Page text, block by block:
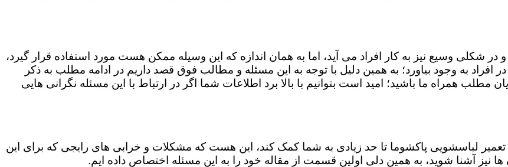
شکلی وسیع نیز به کار افراد می آید، اما به همان اندازه که این وسیله ممکن هست مورد استفاده قرار گیرد،
افراد به وجود بیاورد؛ به همین دلیل با توجه به این مسئله و مطالب فوق قصد داریم در ادامه مطلب به ذکر
مطلب همراه ما باشید؛ امید است بتوانیم با بالا برد اطلاعات شما اگر در ارتباط با این مسئله نگرانی هایی
تعمیر لباسشویی پاکشوما تا حد زیادی به شما کمک کند، این هست که مشکلات و خرابی های رایجی که برای این
نیز آشنا شوید، به همین دلی اولین قسمت از مقاله خود را به این مسئله اختصاص داده ایم.